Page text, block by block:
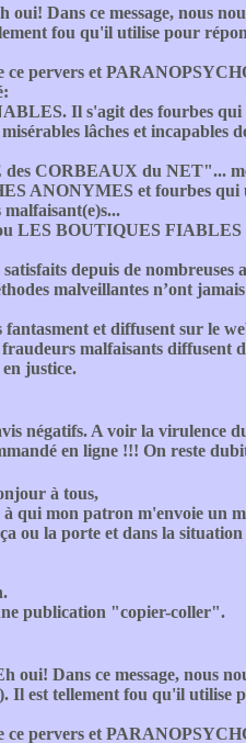
oui! Dans ce message, nous
fou qu'il utilise pour
ce pervers et
Il s'agit des fourbes qui
lâches et incapables de
CORBEAUX du NET"...
ANONYMES et fourbes
LES BOUTIQUES
depuis de nombreuses
malveillantes n’ont
et diffusent sur le
malfaisants diffusent
justice.
négatifs. A voir la virulence
en ligne !!! On reste
à tous,
à qui mon patron m'envoie un
ou la porte et dans la
publication "copier-coller".
oui! Dans ce message, nous
Il est tellement fou qu'il utilise
ce pervers et